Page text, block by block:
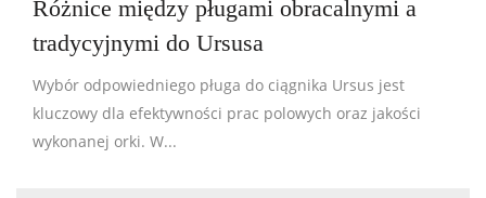
Różnice między pługami obracalnymi a
tradycyjnymi do Ursusa
Wybór odpowiedniego pługa do ciągnika Ursus jest
kluczowy dla efektywności prac polowych oraz jakości
wykonanej orki. W...